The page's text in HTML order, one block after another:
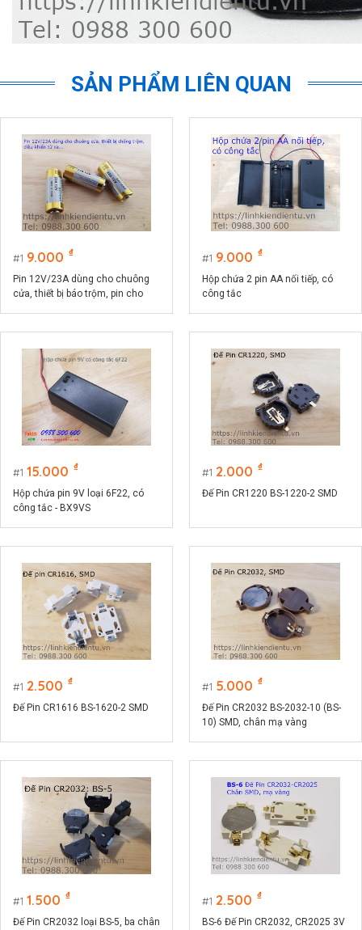
SẢN PHẨM LIÊN QUAN
1 9.000 ₫
Pin 12V/23A dùng cho chuông
cửa, thiết bị báo trộm, pin cho
1 9.000 ₫
Hộp chứa 2 pin AA nối tiếp, có
công tắc
1 15.000 ₫
Hộp chứa pin 9V loại 6F22, có
công tắc - BX9VS
1 2.000 ₫
Đế Pin CR1220 BS-1220-2 SMD
1 2.500 ₫
Đế Pin CR1616 BS-1620-2 SMD
1 5.000 ₫
Đế Pin CR2032 BS-2032-10 (BS-
10) SMD, chân mạ vàng
1 1.500 ₫
Đế Pin CR2032 loại BS-5, ba chân
1 2.500 ₫
BS-6 Đế Pin CR2032, CR2025 3V